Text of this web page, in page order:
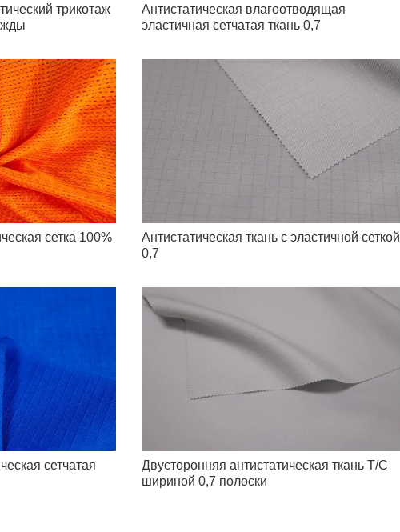
трикотаж
Антистатическая влагоотводящая
эластичная сетчатая ткань 0,7
сетка 100%
Антистатическая ткань с эластичной сеткой
0,7
сетчатая
Двусторонняя антистатическая ткань T/C
шириной 0,7 полоски